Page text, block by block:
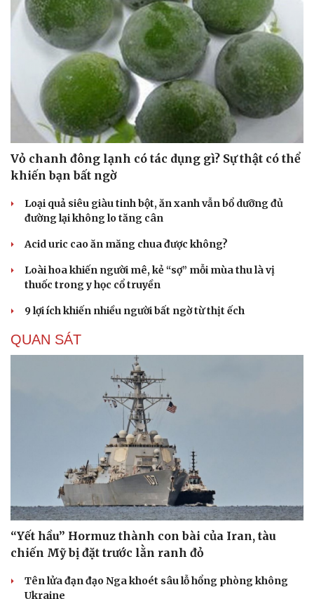
Vỏ chanh đông lạnh có tác dụng gì? Sự thật có thể
khiến bạn bất ngờ
Loại quả siêu giàu tinh bột, ăn xanh vẫn bổ dưỡng đủ
đường lại không lo tăng cân
Acid uric cao ăn măng chua được không?
Loài hoa khiến người mê, kẻ “sợ” mỗi mùa thu là vị
thuốc trong y học cổ truyền
9 lợi ích khiến nhiều người bất ngờ từ thịt ếch
QUAN SÁT
“Yết hầu” Hormuz thành con bài của Iran, tàu
chiến Mỹ bị đặt trước lằn ranh đỏ
Tên lửa đạn đạo Nga khoét sâu lỗ hổng phòng không
Ukraine